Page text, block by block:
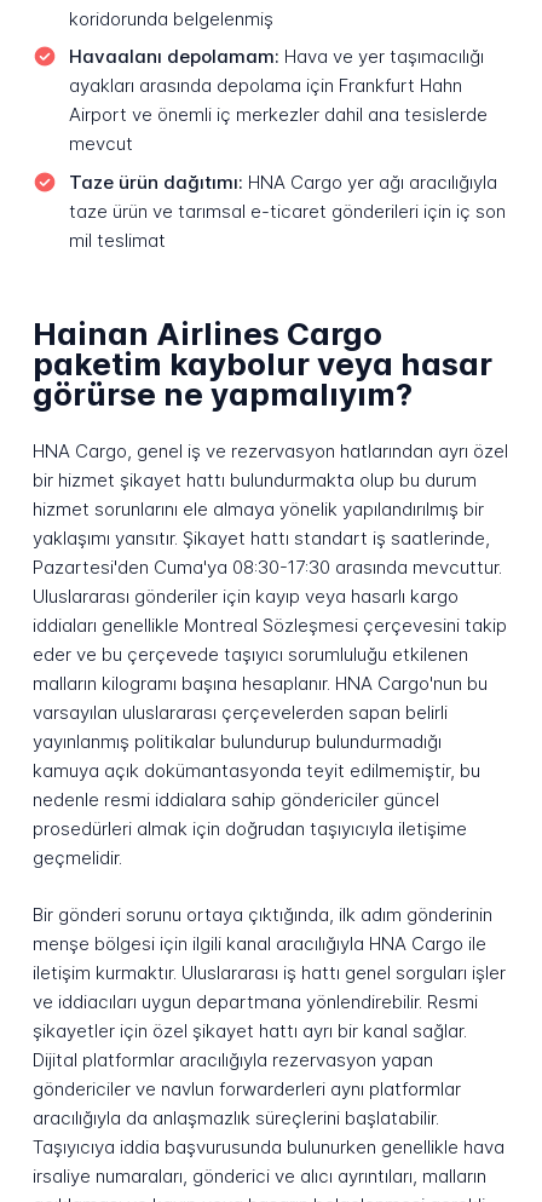
koridorunda belgelenmiş
Havaalanı depolamam: Hava ve yer taşımacılığı
ayakları arasında depolama için Frankfurt Hahn
Airport ve önemli iç merkezler dahil ana tesislerde
mevcut
Taze ürün dağıtımı: HNA Cargo yer ağı aracılığıyla
taze ürün ve tarımsal e-ticaret gönderileri için iç son
mil teslimat
Hainan Airlines Cargo
paketim kaybolur veya hasar
görürse ne yapmalıyım?
HNA Cargo, genel iş ve rezervasyon hatlarından ayrı özel
bir hizmet şikayet hattı bulundurmakta olup bu durum
hizmet sorunlarını ele almaya yönelik yapılandırılmış bir
yaklaşımı yansıtır. Şikayet hattı standart iş saatlerinde,
Pazartesi'den Cuma'ya 08:30-17:30 arasında mevcuttur.
Uluslararası gönderiler için kayıp veya hasarlı kargo
iddiaları genellikle Montreal Sözleşmesi çerçevesini takip
eder ve bu çerçevede taşıyıcı sorumluluğu etkilenen
malların kilogramı başına hesaplanır. HNA Cargo'nun bu
varsayılan uluslararası çerçevelerden sapan belirli
yayınlanmış politikalar bulundurup bulundurmadığı
kamuya açık dokümantasyonda teyit edilmemiştir, bu
nedenle resmi iddialara sahip göndericiler güncel
prosedürleri almak için doğrudan taşıyıcıyla iletişime
geçmelidir.
Bir gönderi sorunu ortaya çıktığında, ilk adım gönderinin
menşe bölgesi için ilgili kanal aracılığıyla HNA Cargo ile
iletişim kurmaktır. Uluslararası iş hattı genel sorguları işler
ve iddiacıları uygun departmana yönlendirebilir. Resmi
şikayetler için özel şikayet hattı ayrı bir kanal sağlar.
Dijital platformlar aracılığıyla rezervasyon yapan
göndericiler ve navlun forwarderleri aynı platformlar
aracılığıyla da anlaşmazlık süreçlerini başlatabilir.
Taşıyıcıya iddia başvurusunda bulunurken genellikle hava
irsaliye numaraları, gönderici ve alıcı ayrıntıları, malların